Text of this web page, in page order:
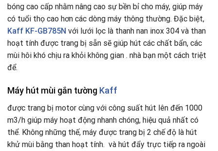
bóng cao cấp nhằm nâng cao sự bền bỉ cho máy, giúp máy
có tuổi thọ cao hơn các dòng máy thông thường. Đặc biệt,
Kaff KF-GB785N với lưới lọc là thanh nan inox 304 và than
hoạt tính được trang bị sẵn sẽ giúp hút các chất bẩn, các
mùi hôi khó chịu ra khỏi không gian . nhà bạn một cách triệt
để.
Máy hút mùi gắn tường Kaff
được trang bị motor cùng với công suất hút lên đến 1000
m3/h giúp máy hoạt động nhanh chóng, hiệu quả nhất có
thể. Không những thế, máy được trang bị 2 chế độ là hút
khử mùi bằng than hoạt tính. và hút đẩy trực tiếp ra ngoài